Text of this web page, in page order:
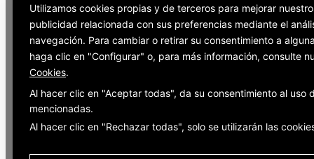
Utilizamos cookies propias y de terceros para mejorar
publicidad relacionada con sus preferencias mediante el
navegación. Para cambiar o retirar su consentimiento a
haga clic en "Configurar" o, para más información, consulte
Cookies.
Al hacer clic en "Aceptar todas", da su consentimiento al uso
mencionadas.
Al hacer clic en "Rechazar todas", solo se utilizarán las